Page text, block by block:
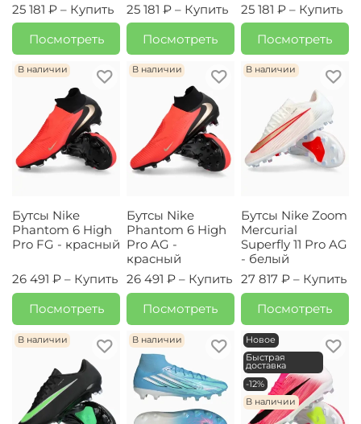
25 181 ₽ – Купить
Посмотреть
25 181 ₽ – Купить
Посмотреть
25 181 ₽ – Купить
Посмотреть
В наличии
Бутсы Nike
Phantom 6 High
Pro FG - красный
26 491 ₽ – Купить
Посмотреть
В наличии
Бутсы Nike
Phantom 6 High
Pro AG -
красный
26 491 ₽ – Купить
Посмотреть
В наличии
Бутсы Nike Zoom
Mercurial
Superfly 11 Pro AG
- белый
27 817 ₽ – Купить
Посмотреть
В наличии В наличии
Новое
Быстрая
доставка
-12%
В наличии